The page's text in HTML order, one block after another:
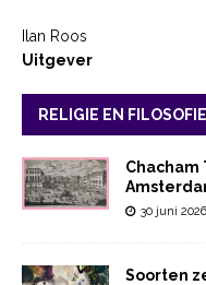
Ilan Roos
Uitgever
RELIGIE EN FILOSOFIE
30 juni 2026
Soorten